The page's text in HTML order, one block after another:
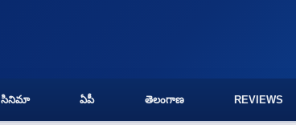
సినిమా ఏపీ తెలంగాణ REVIEWS